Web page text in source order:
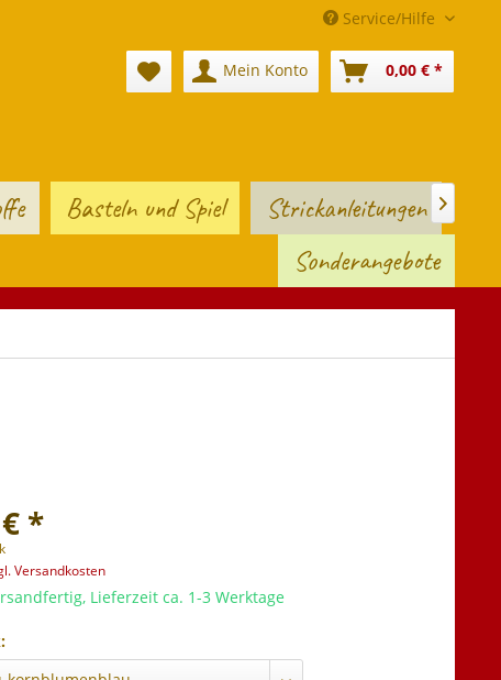
Service/Hilfe
Mein Konto 0,00 € *
Basteln und Spiel
Strickanleitungen
Sonderangebote

*
Versandkosten
Lieferzeit ca. 1-3 Werktage